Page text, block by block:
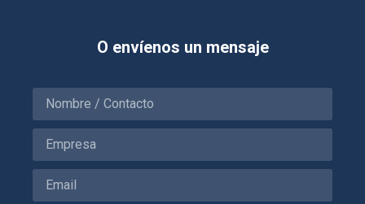
O envíenos un mensaje